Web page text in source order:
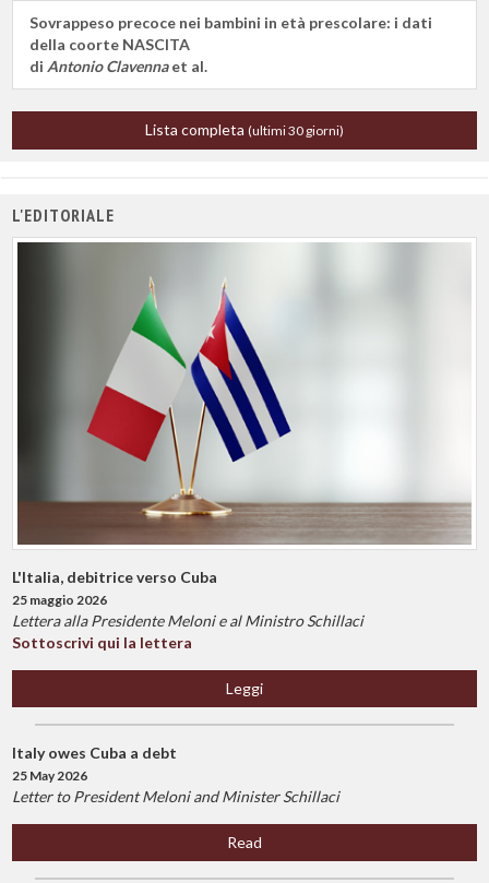
Sovrappeso precoce nei bambini in età prescolare: i dati
della coorte NASCITA
di Antonio Clavennaet al.
Lista completa (ultimi 30 giorni)
L'EDITORIALE
L'Italia, debitrice verso Cuba
25 maggio 2026
Lettera alla Presidente Meloni e al Ministro Schillaci
Sottoscrivi qui la lettera
Leggi
Italy owes Cuba a debt
25 May 2026
Letter to President Meloni and Minister Schillaci
Read